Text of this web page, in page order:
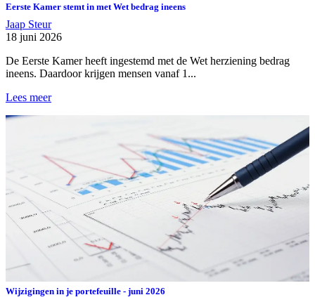
Eerste Kamer stemt in met Wet bedrag ineens
Jaap Steur
18 juni 2026
De Eerste Kamer heeft ingestemd met de Wet herziening bedrag
ineens. Daardoor krijgen mensen vanaf 1...
Lees meer
Wijzigingen in je portefeuille - juni 2026